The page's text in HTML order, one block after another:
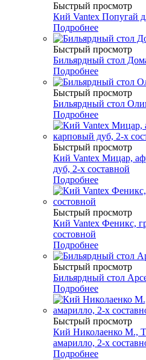
Быстрый просмотр
Кий Vantex Попугай
Подробнее
Быстрый просмотр
Бильярдный стол
Подробнее
Быстрый просмотр
Бильярдный стол
Подробнее
Быстрый просмотр
Кий Vantex Мицар,
дуб, 2-х составной
Подробнее
Быстрый просмотр
Кий Vantex Феникс,
состовной
Подробнее
Быстрый просмотр
Бильярдный стол
Подробнее
Быстрый просмотр
Кий Николаенко М.,
амарилло, 2-х
Подробнее